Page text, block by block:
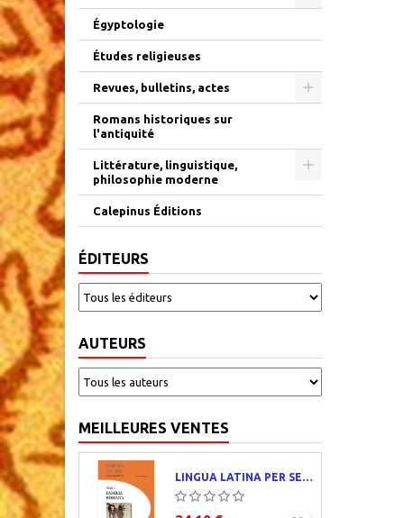
Égyptologie
Études religieuses
Revues, bulletins, actes
Romans historiques sur
l'antiquité
Littérature, linguistique,
philosophie moderne
Calepinus Éditions
ÉDITEURS
AUTEURS
MEILLEURES VENTES
LINGUA LATINA PER SE ILLUSTRATA. PARS I : FAMILIA ROMANA